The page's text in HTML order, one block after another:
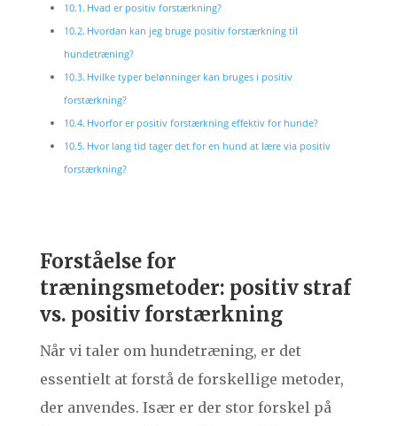
Hvad er positiv forstærkning?
Hvordan kan jeg bruge positiv forstærkning til
hundetræning?
Hvilke typer belønninger kan bruges i positiv
forstærkning?
Hvorfor er positiv forstærkning effektiv for hunde?
Hvor lang tid tager det for en hund at lære via positiv
forstærkning?
Forståelse for
træningsmetoder: positiv straf
vs. positiv forstærkning
Når vi taler om hundetræning, er det
essentielt at forstå de forskellige metoder,
der anvendes. Især er der stor forskel på